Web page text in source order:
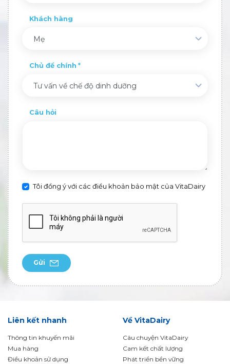
Khách hàng
Mẹ
Chủ đề chính
Tư vấn về chế độ dinh dưỡng
Câu hỏi
Tôi đồng ý với các điều khoản bảo mật của VitaDairy
Gửi
Liên kết nhanh
Thông tin khuyến mãi
Mua hàng
Điều khoản sử dụng
Về VitaDairy
Câu chuyện VitaDairy
Cam kết chất lượng
Phát triển bền vững